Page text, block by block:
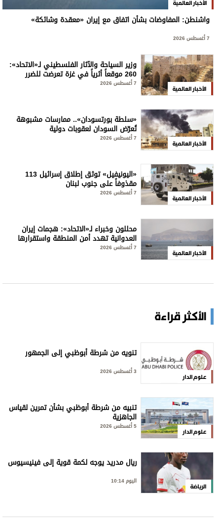
الأخبار العالمية
واشنطن: المفاوضات بشأن اتفاق مع إيران «معقدة وشائكة»
الأخبار العالمية
وزير السياحة والآثار الفلسطيني لـ«الاتحاد»:
260 موقعاً أثرياً في غزة تعرضت للضرر
الأخبار العالمية
«سلطة بورتسودان».. ممارسات مشبوهة
تُعرّض السودان لعقوبات دولية
الأخبار العالمية
«اليونيفيل» توثق إطلاق إسرائيل 113
مقذوفاً على جنوب لبنان
الأخبار العالمية
محللون وخبراء لـ«الاتحاد»: هجمات إيران
العدوانية تهدد أمن المنطقة واستقرارها
الأكثر قراءة
علوم الدار
تنويه من شرطة أبوظبي إلى الجمهور
علوم الدار
تنبيه من شرطة أبوظبي بشأن تمرين لقياس
الجاهزية
5 أغسطس 2026
الرياضة
ريال مدريد يوجه لكمة قوية إلى فينيسيوس
اليوم 10:14